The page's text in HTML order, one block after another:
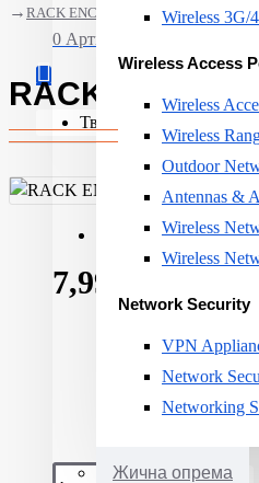
0 Артикли - 0ден.
Твојата кошничка е
Wireless 3G/
Wireless Access
Wireless
Wireless
Outdoor
Antennas &
Wireless
Wireless
Network Security
VPN
Network
Networking
Жична опрема
RACK ENCLOSURE ACC NETBOTZ
RACK
Colour: Ivory
7,998ден.